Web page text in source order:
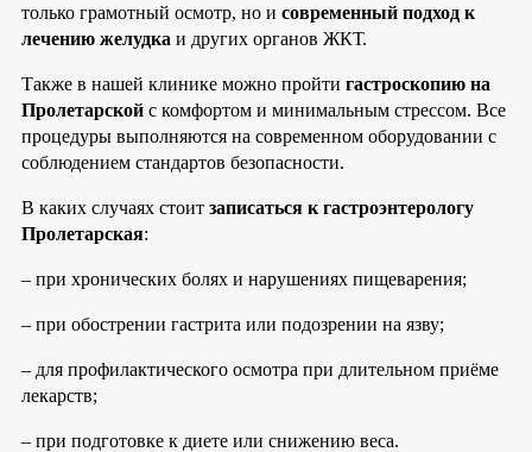
только грамотный осмотр, но и современный подход к
лечению желудка и других органов ЖКТ.
Также в нашей клинике можно пройти гастроскопию на
Пролетарской с комфортом и минимальным стрессом. Все
процедуры выполняются на современном оборудовании с
соблюдением стандартов безопасности.
В каких случаях стоит записаться к гастроэнтерологу
Пролетарская:
– при хронических болях и нарушениях пищеварения;
– при обострении гастрита или подозрении на язву;
– для профилактического осмотра при длительном приёме
лекарств;
– при подготовке к диете или снижению веса.